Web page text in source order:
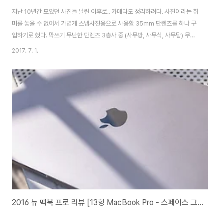
지난 10년간 모았던 사진들 날린 이후로.. 카메라도 정리하려다. 사진이라는 취
미를 놓을 수 없어서 가볍게 스냅사진용으로 사용할 35mm 단렌즈를 하나 구
입하기로 했다. 막쓰기 무난한 단렌즈 3총사 중 (사무방, 사무식, 사무탐) 무엇
을 구입할까 고민! 사무방(f2, IS) - 캐논, 가격이 저렴하고 막쓰기 좋아 보여 중
두루두루 평은 좋았지만. 옛날에 쓰던 시그마 렌즈 때문인지 아직도 시그마라
고 하면 구입이 망설여짐사무탐(f1.8, VC) - 탐론, 현금이 아닌 복지포인트로
구입 가능 했다.(약80만원) 게다가 나온지 얼마 안나온 신제품, 디자인도 예뻐
졌다. 탐륵을 쓰면서 탐론의 화질이나 VC에 신뢰도가 높았기 때문에 결국 ..
2017. 7. 1.
2016 뉴 맥북 프로 리뷰 [13형 MacBook Pro - 스페이스 그레이]